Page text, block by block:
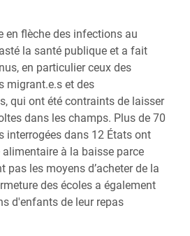
en flèche des infections au
la santé publique et a fait
en particulier ceux des
migrant.e.s et des
qui ont été contraints de laisser
dans les champs. Plus de 70
interrogées dans 12 États ont
alimentaire à la baisse parce
pas les moyens d’acheter de la
des écoles a également
d'enfants de leur repas